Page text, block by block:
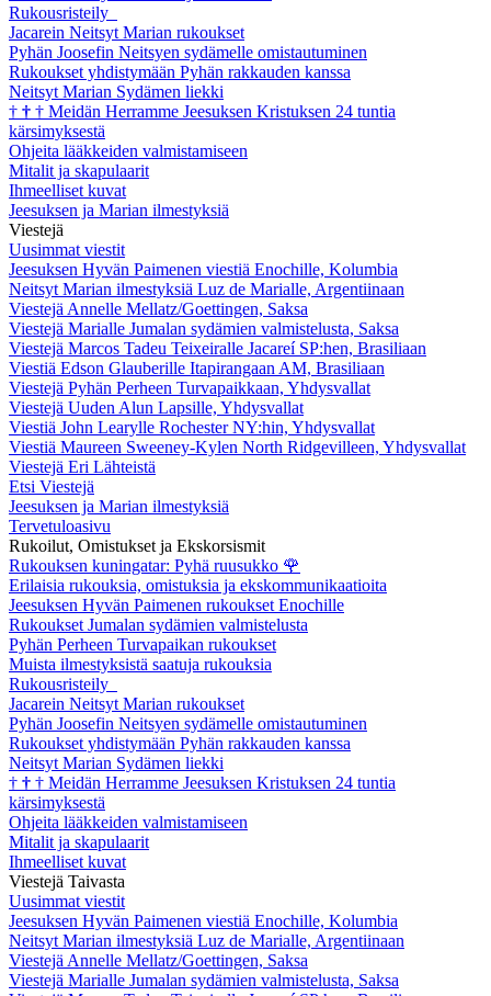
Rukousristeily
Jacarein Neitsyt Marian rukoukset
Pyhän Joosefin Neitsyen sydämelle omistautuminen
Rukoukset yhdistymään Pyhän rakkauden kanssa
Neitsyt Marian Sydämen liekki
† † † Meidän Herramme Jeesuksen Kristuksen 24 tuntia
kärsimyksestä
Ohjeita lääkkeiden valmistamiseen
Mitalit ja skapulaarit
Ihmeelliset kuvat
Jeesuksen ja Marian ilmestyksiä
Viestejä
Uusimmat viestit
Jeesuksen Hyvän Paimenen viestiä Enochille, Kolumbia
Neitsyt Marian ilmestyksiä Luz de Marialle, Argentiinaan
Viestejä Annelle Mellatz/Goettingen, Saksa
Viestejä Marialle Jumalan sydämien valmistelusta, Saksa
Viestejä Marcos Tadeu Teixeiralle Jacareí SP:hen, Brasiliaan
Viestiä Edson Glauberille Itapirangaan AM, Brasiliaan
Viestejä Pyhän Perheen Turvapaikkaan, Yhdysvallat
Viestejä Uuden Alun Lapsille, Yhdysvallat
Viestiä John Learylle Rochester NY:hin, Yhdysvallat
Viestiä Maureen Sweeney-Kylen North Ridgevilleen, Yhdysvallat
Viestejä Eri Lähteistä
Etsi Viestejä
Jeesuksen ja Marian ilmestyksiä
Tervetuloasivu
Rukoilut, Omistukset ja Ekskorsismit
Rukouksen kuningatar: Pyhä ruusukko 🌹
Erilaisia rukouksia, omistuksia ja ekskommunikaatioita
Jeesuksen Hyvän Paimenen rukoukset Enochille
Rukoukset Jumalan sydämien valmistelusta
Pyhän Perheen Turvapaikan rukoukset
Muista ilmestyksistä saatuja rukouksia
Rukousristeily
Jacarein Neitsyt Marian rukoukset
Pyhän Joosefin Neitsyen sydämelle omistautuminen
Rukoukset yhdistymään Pyhän rakkauden kanssa
Neitsyt Marian Sydämen liekki
† † † Meidän Herramme Jeesuksen Kristuksen 24 tuntia
kärsimyksestä
Ohjeita lääkkeiden valmistamiseen
Mitalit ja skapulaarit
Ihmeelliset kuvat
Viestejä Taivasta
Uusimmat viestit
Jeesuksen Hyvän Paimenen viestiä Enochille, Kolumbia
Neitsyt Marian ilmestyksiä Luz de Marialle, Argentiinaan
Viestejä Annelle Mellatz/Goettingen, Saksa
Viestejä Marialle Jumalan sydämien valmistelusta, Saksa